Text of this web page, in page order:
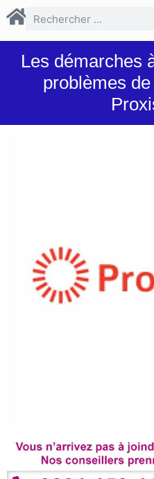
Les démarches
problèmes